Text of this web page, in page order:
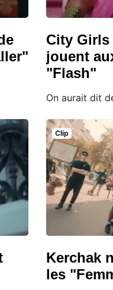
City Girls
jouent
"Flash"
On aurait dit
Clip
Kerchak
les